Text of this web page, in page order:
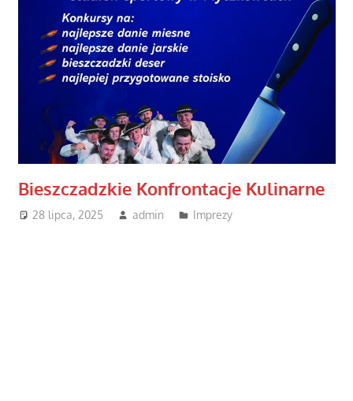
Bieszczadzkie Konfrontacje Kulinarne
28 lipca, 2025 admin Imprezy